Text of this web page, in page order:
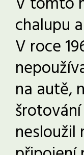
chalupu
V roce
na autě,